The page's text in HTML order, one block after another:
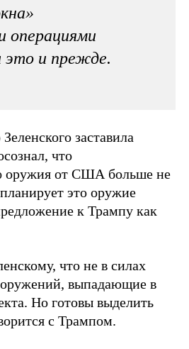
операциями
это и прежде.
заставила
что
оружия от США больше не
это оружие
к Трампу как
что не в силах
выпадающие в
Но готовы выделить
с Трампом.